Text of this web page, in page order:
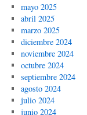
mayo 2025
abril 2025
marzo 2025
diciembre 2024
noviembre 2024
octubre 2024
septiembre 2024
agosto 2024
julio 2024
junio 2024